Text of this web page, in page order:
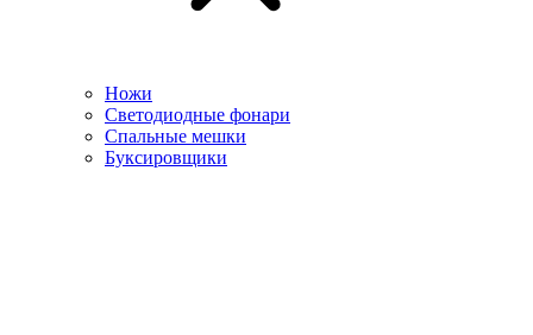
Ножи
Светодиодные фонари
Спальные мешки
Буксировщики